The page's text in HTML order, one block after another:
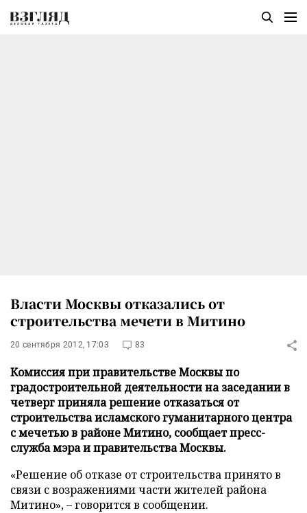
Власти Москвы отказались от
строительства мечети в Митино
20 сентября 2012, 17:03 83
Комиссия при правительстве Москвы по
градостроительной деятельности на заседании в
четверг приняла решение отказаться от
строительства исламского гуманитарного центра
с мечетью в районе Митино, сообщает пресс-
служба мэра и правительства Москвы.
«Решение об отказе от строительства принято в
связи с возражениями части жителей района
Митино», – говорится в сообщении.